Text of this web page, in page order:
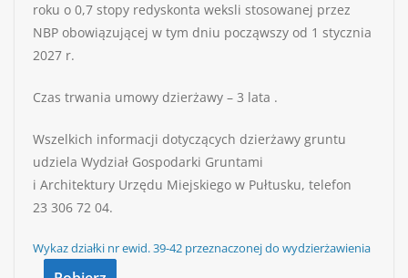
roku o 0,7 stopy redyskonta weksli stosowanej przez
NBP obowiązującej w tym dniu począwszy od 1 stycznia
2027 r.
Czas trwania umowy dzierżawy – 3 lata .
Wszelkich informacji dotyczących dzierżawy gruntu
udziela Wydział Gospodarki Gruntami
i Architektury Urzędu Miejskiego w Pułtusku, telefon
23 306 72 04.
Wykaz działki nr ewid. 39-42 przeznaczonej do wydzierżawienia